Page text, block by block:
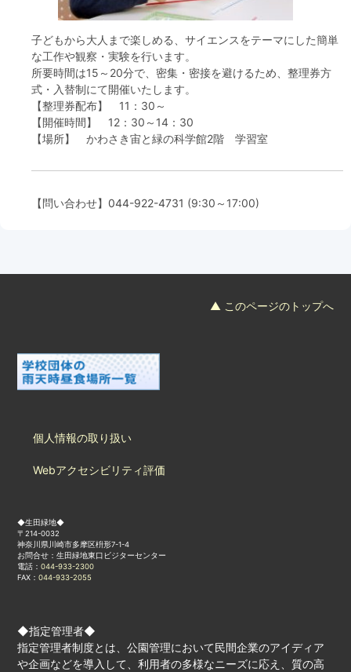
マネジメント会議
自然環境保全管理会議
お問合わせ
子どもから大人まで楽しめる、サイエンスをテーマにした簡単
な工作や観察・実験を行います。
所要時間は15～20分で、密集・密接を避けるため、整理券方
式・入替制にて開催いたします。
【整理券配布】 11：30～
【開催時間】 12：30～14：30
【場所】 かわさき宙と緑の科学館2階 学習室
【問い合わせ】 044-922-4731 (9:30～17:00)
▲ このページのトップへ
個人情報の取り扱い
Webアクセシビリティ評価
◆生田緑地◆
〒214-0032
神奈川県川崎市多摩区枡形7-1-4
お問合せ：生田緑地東口ビジターセンター
電話：044-933-2300
FAX：044-933-2055
◆指定管理者◆
指定管理者制度とは、公園管理において民間企業のアイディア
や企画などを導入して、利用者の多様なニーズに応え、質の高